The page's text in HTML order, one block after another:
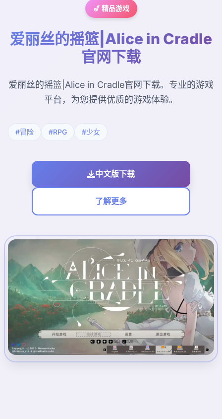
🎷 精品游戏
爱丽丝的摇篮|Alice in Cradle
官网下载
爱丽丝的摇篮|Alice in Cradle官网下载。专业的游戏
平台，为您提供优质的游戏体验。
#冒险 #RPG #少女
中文版下载
了解更多